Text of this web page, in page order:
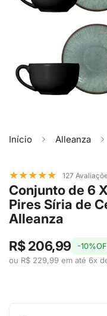
Início Alleanza
★★★★★ 127
Conjunto de 6
Pires Síria de
Alleanza
R$ 206,99
-
ou R$ 229,99 em até 6x